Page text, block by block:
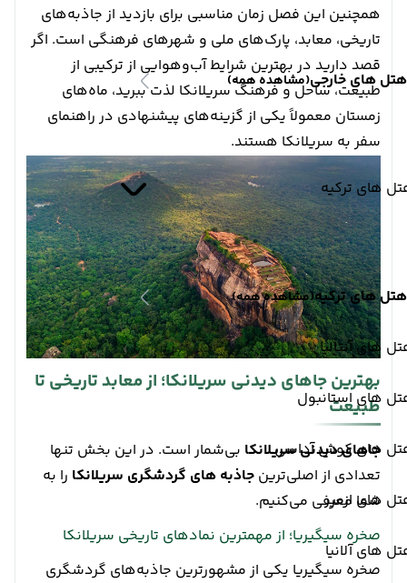
هتل های خارجی(مشاهده همه)
های ترکیه
هتل های ترکیه(مشاهده همه)
های آنتالیا
های استانبول
های کوش آداسی
های ازمیر
های آلانیا
همچنین این فصل زمان مناسبی برای بازدید از جاذبه‌های
تاریخی، معابد، پارک‌های ملی و شهرهای فرهنگی است. اگر
قصد دارید در بهترین شرایط آب‌وهوایی از ترکیبی از
طبیعت، ساحل و فرهنگ سریلانکا لذت ببرید، ماه‌های
زمستان معمولاً یکی از گزینه‌های پیشنهادی در راهنمای
سفر به سریلانکا هستند.
بهترین جاهای دیدنی سریلانکا؛ از معابد تاریخی تا
طبیعت
جاهای دیدنی سریلانکا بی‌شمار است. در این بخش تنها
تعدادی از اصلی‌ترین جاذبه های گردشگری سریلانکا را به
شما معرفی می‌کنیم.
صخره سیگیریا؛ از مهمترین نمادهای تاریخی سریلانکا
صخره سیگیریا یکی از مشهورترین جاذبه‌های گردشگری